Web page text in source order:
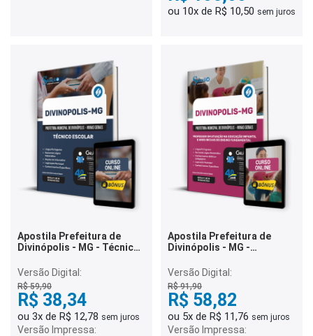
ou 10x de R$ 10,50 sem juros
Apostila Prefeitura de
Divinópolis - MG - Técnico
Versão Digital:
R$ 59,90
R$ 38,34
ou 3x de R$ 12,78 sem juros
Versão Impressa:
Apostila Prefeitura de
Divinópolis - MG -
Educação Infantil e Anos
iniciais do Ensino
Fundamental
Versão Digital:
R$ 91,90
R$ 58,82
ou 5x de R$ 11,76 sem juros
Versão Impressa: